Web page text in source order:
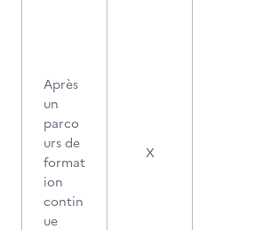
Après
un
parco
urs de
format
ion
contin
ue
X